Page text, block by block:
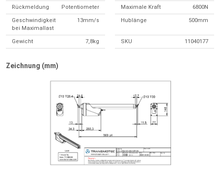
Rückmeldung Potentiometer Maximale Kraft 6800N
Geschwindigkeit
bei Maximallast
13mm/s Hublänge 500mm
Gewicht 7,8kg SKU 11040177
Zeichnung (mm)